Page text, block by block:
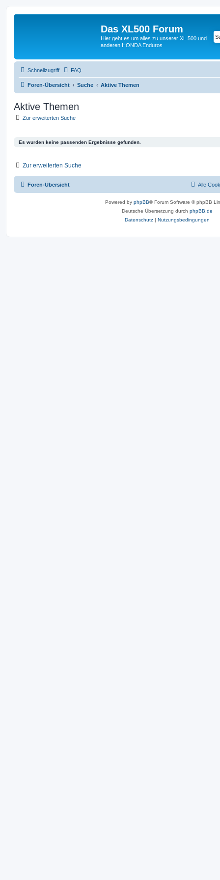
Das XL500 Forum
Hier geht es um alles zu unserer XL 500 und
anderen HONDA Enduros
Schnellzugriff FAQ
Foren-Übersicht Suche Aktive Themen
Aktive Themen
Zur erweiterten Suche
Es wurden keine passenden Ergebnisse gefunden.
Zur erweiterten Suche
Foren-Übersicht Alle
Powered by phpBB® Forum Software © phpBB
Deutsche Übersetzung durch phpBB.de
Datenschutz | Nutzungsbedingungen